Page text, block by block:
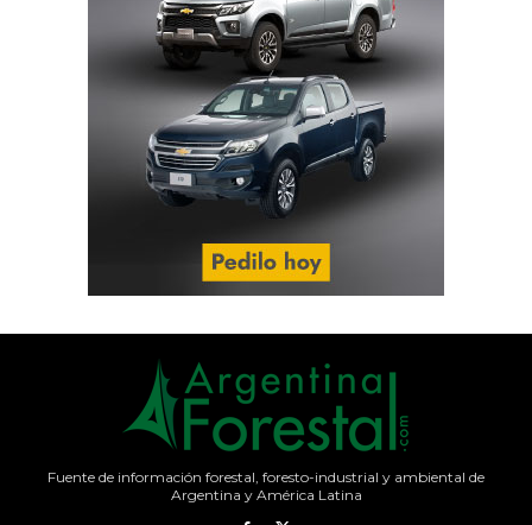
Fuente de información forestal, foresto-industrial y ambiental de
Argentina y América Latina